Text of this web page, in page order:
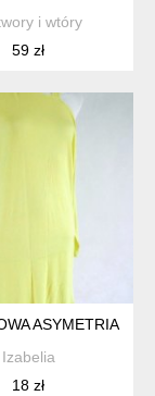
i wtóry
59 zł
PASKI BIAŁO
ASYMETRIA
Izabelia
18 zł